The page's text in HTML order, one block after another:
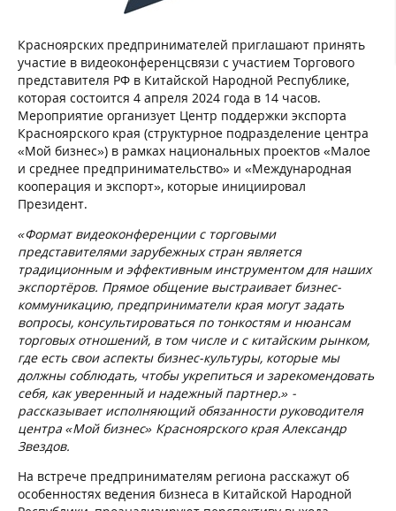
Красноярских предпринимателей приглашают принять
участие в видеоконференцсвязи с участием Торгового
представителя РФ в Китайской Народной Республике,
которая состоится 4 апреля 2024 года в 14 часов.
Мероприятие организует Центр поддержки экспорта
Красноярского края (структурное подразделение центра
«Мой бизнес») в рамках национальных проектов «Малое
и среднее предпринимательство» и «Международная
кооперация и экспорт», которые инициировал
Президент.
«Формат видеоконференции с торговыми
представителями зарубежных стран является
традиционным и эффективным инструментом для наших
экспортёров. Прямое общение выстраивает бизнес-
коммуникацию, предприниматели края могут задать
вопросы, консультироваться по тонкостям и нюансам
торговых отношений, в том числе и с китайским рынком,
где есть свои аспекты бизнес-культуры, которые мы
должны соблюдать, чтобы укрепиться и зарекомендовать
себя, как уверенный и надежный партнер.» -
рассказывает исполняющий обязанности руководителя
центра «Мой бизнес» Красноярского края Александр
Звездов.
На встрече предпринимателям региона расскажут об
особенностях ведения бизнеса в Китайской Народной